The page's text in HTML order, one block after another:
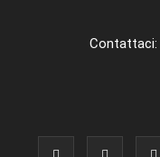
Contattaci: